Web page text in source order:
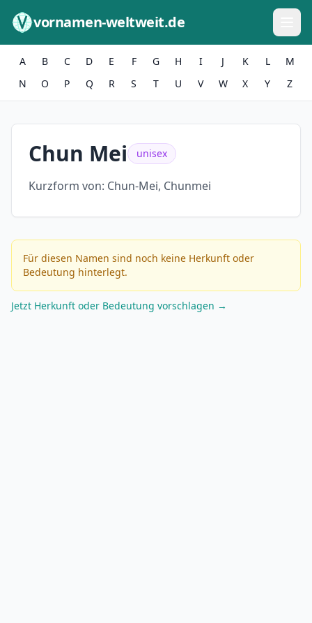
vornamen-weltweit.de
A B C D E F G H I J K L
M
N
O P Q R S T U V W X Y Z
Chun Mei unisex
Kurzform von: Chun-Mei, Chunmei
Für diesen Namen sind noch keine Herkunft oder
Bedeutung hinterlegt.
Jetzt Herkunft oder Bedeutung vorschlagen →